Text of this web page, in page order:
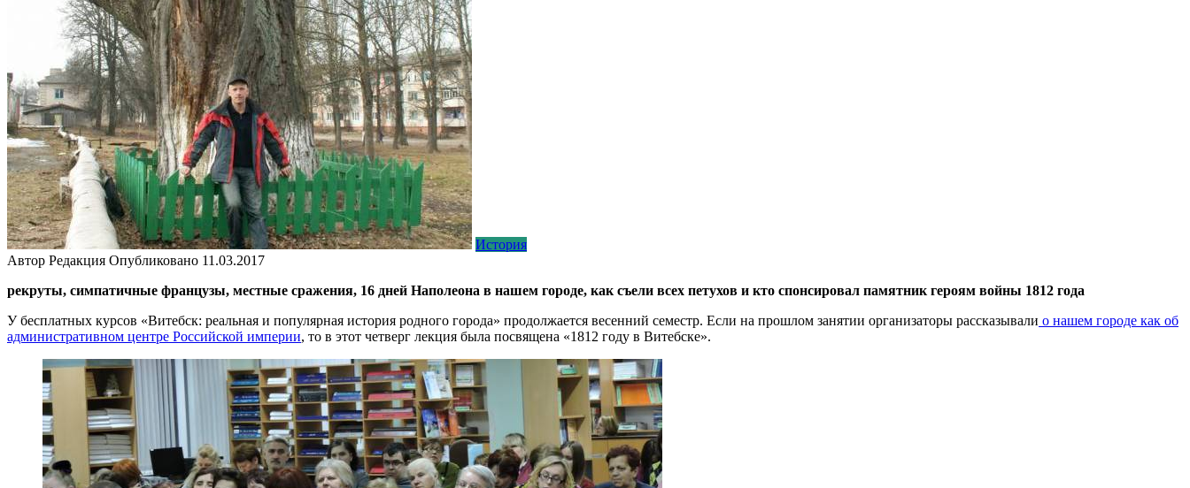
История
Автор Редакция Опубликовано 11.03.2017
рекруты, симпатичные французы, местные сражения, 16 дней Наполеона в нашем городе, как съели всех петухов и кто спонсировал памятник героям войны 1812 года
У бесплатных курсов «Витебск: реальная и популярная история родного города» продолжается весенний семестр. Если на прошлом занятии организаторы рассказывали о нашем городе как об
административном центре Российской империи, то в этот четверг лекция была посвящена «1812 году в Витебске».